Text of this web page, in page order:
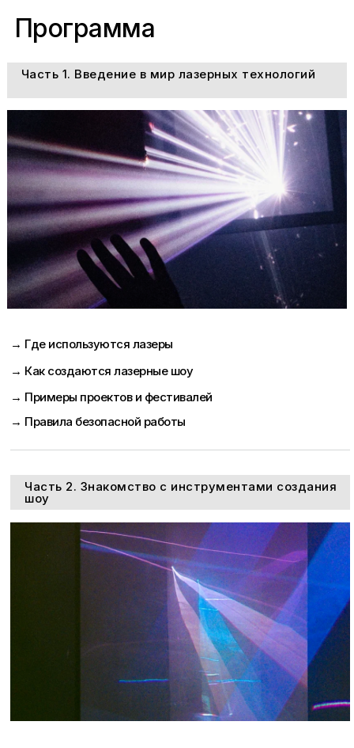
→ Где используются лазеры
Часть 1. Введение в мир лазерных технологий
→ Как создаются лазерные шоу
→ Правила безопасной работы
→ Примеры проектов и фестивалей
Программа
Часть 2. Знакомство с инструментами создания
шоу